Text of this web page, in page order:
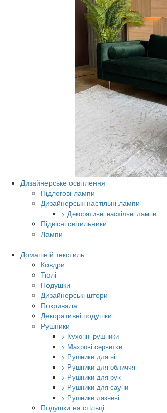
Дизайнерське освітлення
Підлогові лампи
Дизайнерські настільні лампи
> Декоративні настільні лампи
Підвісні світильники
Лампи
Домашній текстиль
Ковдри
Тюлі
Подушки
Дизайнерські штори
Покривала
Декоративні подушки
Рушники
> Кухонні рушники
> Махрові серветки
> Рушники для ніг
> Рушники для обличчя
> Рушники для рук
> Рушники для сауни
> Рушники лазневі
Подушки на стільці